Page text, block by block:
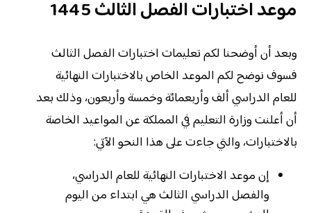
موعد اختبارات الفصل الثالث 1445
وبعد أن أوضحنا لكم تعليمات اختبارات الفصل الثالث
فسوف نوضح لكم الموعد الخاص بالاختبارات النهائية
للعام الدراسي ألف وأربعمائة وخمسة وأربعون، وذلك بعد
أن أعلنت وزارة التعليم في المملكة عن المواعيد الخاصة
بالاختبارات، والتي جاءت على هذا النحو الآتي:
إن موعد الاختبارات النهائية للعام الدراسي،
والفصل الدراسي الثالث هي ابتداء من اليوم